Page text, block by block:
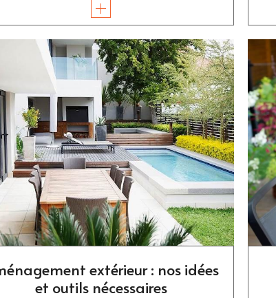
extérieur : nos idées
et outils nécessaires